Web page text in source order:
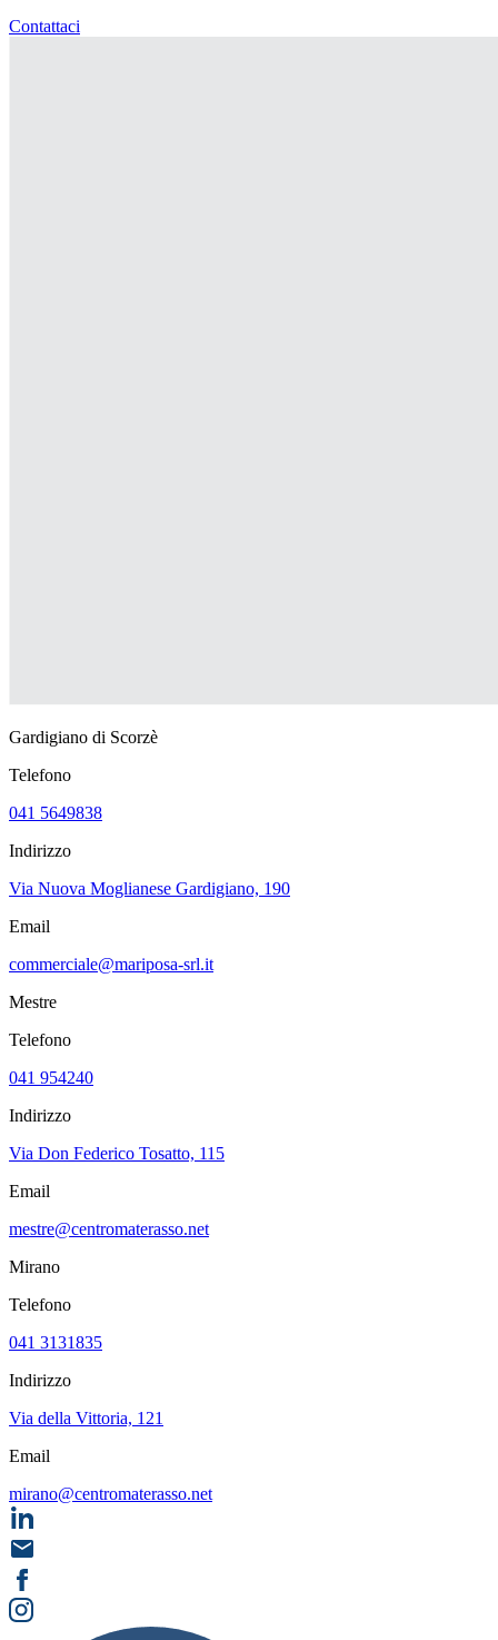
Contattaci
Gardigiano di Scorzè
Telefono
041 5649838
Indirizzo
Via Nuova Moglianese Gardigiano, 190
Email
commerciale@mariposa-srl.it
Mestre
Telefono
041 954240
Indirizzo
Via Don Federico Tosatto, 115
Email
mestre@centromaterasso.net
Mirano
Telefono
041 3131835
Indirizzo
Via della Vittoria, 121
Email
mirano@centromaterasso.net